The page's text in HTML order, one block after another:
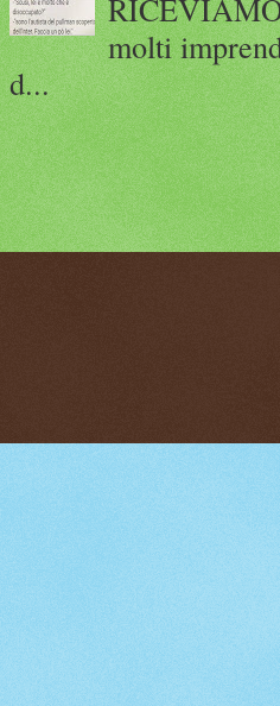
molti
d...